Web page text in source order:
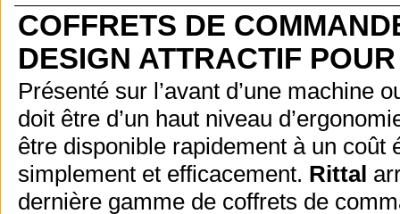
COFFRETS DE
DESIGN ATTRACTIF
Présenté sur l’avant d’une machine
doit être d’un haut niveau
être disponible rapidement à un coût
simplement et efficacement. Rittal
dernière gamme de coffrets de